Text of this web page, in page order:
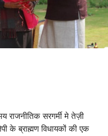
राजनीतिक सरगर्मी मे तेज़ी
के ब्राह्मण विधायकों की एक